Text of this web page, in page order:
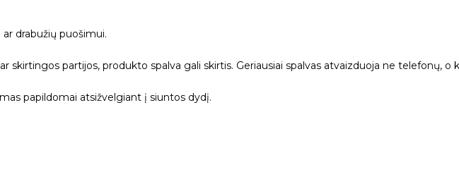
drabužių puošimui.
skirtingos partijos, produkto spalva gali skirtis. Geriausiai spalvas atvaizduoja ne telefonų, o
papildomai atsižvelgiant į siuntos dydį.